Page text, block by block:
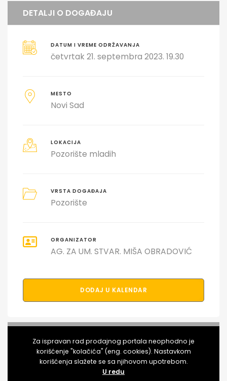
DETALJI O DOGAĐAJU
DATUM I VREME ODRŽAVANJA
četvrtak 21. septembra 2023. 19.30
MESTO
Novi Sad
LOKACIJA
Pozorište mladih
VRSTA DOGAĐAJA
Pozorište
ORGANIZATOR
AG. ZA UM. STVAR. MIŠA OBRADOVIĆ
DODAJ U KALENDAR
Za ispravan rad prodajnog portala neophodno je
korišćenje "kolačića" (eng. cookies). Nastavkom
korišćenja slažete se sa njihovom upotrebom.
U redu